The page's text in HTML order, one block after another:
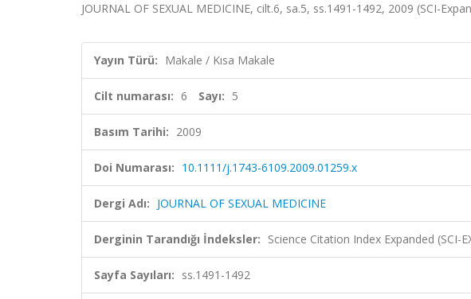
JOURNAL OF SEXUAL MEDICINE, cilt.6, sa.5, ss.1491-1492, 2009 (SCI-
Yayın Türü: Makale / Kısa Makale
Cilt numarası: 6 Sayı: 5
Basım Tarihi: 2009
Doi Numarası: 10.1111/j.1743-6109.2009.01259.x
Dergi Adı: JOURNAL OF SEXUAL MEDICINE
Derginin Tarandığı İndeksler: Science Citation Index Expanded (SCI-
Sayfa Sayıları: ss.1491-1492